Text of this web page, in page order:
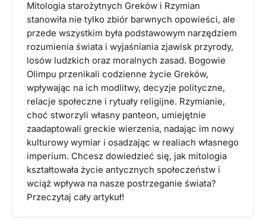
Mitologia starożytnych Greków i Rzymian
stanowiła nie tylko zbiór barwnych opowieści, ale
przede wszystkim była podstawowym narzędziem
rozumienia świata i wyjaśniania zjawisk przyrody,
losów ludzkich oraz moralnych zasad. Bogowie
Olimpu przenikali codzienne życie Greków,
wpływając na ich modlitwy, decyzje polityczne,
relacje społeczne i rytuały religijne. Rzymianie,
choć stworzyli własny panteon, umiejętnie
zaadaptowali greckie wierzenia, nadając im nowy
kulturowy wymiar i osadzając w realiach własnego
imperium. Chcesz dowiedzieć się, jak mitologia
kształtowała życie antycznych społeczeństw i
wciąż wpływa na nasze postrzeganie świata?
Przeczytaj cały artykuł!